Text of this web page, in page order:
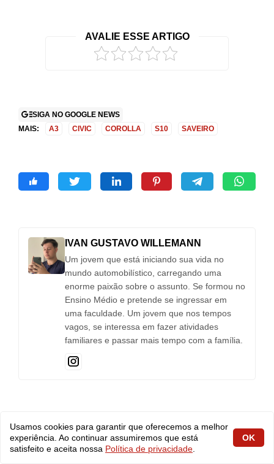
AVALIE ESSE ARTIGO
SIGA NO GOOGLE NEWS
MAIS:
A3 CIVIC COROLLA S10 SAVEIRO
IVAN GUSTAVO WILLEMANN
Um jovem que está iniciando sua vida no
mundo automobilístico, carregando uma
enorme paixão sobre o assunto. Se formou no
Ensino Médio e pretende se ingressar em
uma faculdade. Um jovem que nos tempos
vagos, se interessa em fazer atividades
familiares e passar mais tempo com a família.
POSTS RELACIONADOS
Usamos cookies para garantir que oferecemos a melhor
experiência. Ao continuar assumiremos que está
satisfeito e aceita nossa Política de privacidade
OK